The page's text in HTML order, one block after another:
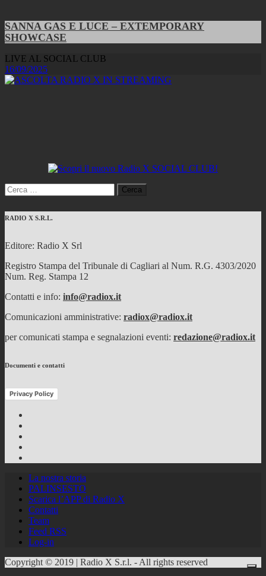
SANNA GAS E LUCE – EXTEMPORARY
SHOWCASE
LIVE AL SOCIAL CLUB
16/09/2025
Ricerca
per:
RADIO X S.R.L.
Editore: Radio X Srl
Registro Stampa del Tribunale di Cagliari al Num. R.G. 4303/2020
Num. Reg. Stampa 12
Contatti e info: info@radiox.it
Comunicazioni amministrative: radiox@radiox.it
per comunicati stampa e segnalazioni eventi: redazione@radiox.it
Documenti e contatti
Privacy Policy
La nostra storia
PALINSESTO
Scarica l’APP di Radio X
Contatti
Team
Feed RSS
Log-in
Copyright © 2019 | Radio X S.r.l. - All rights reserved